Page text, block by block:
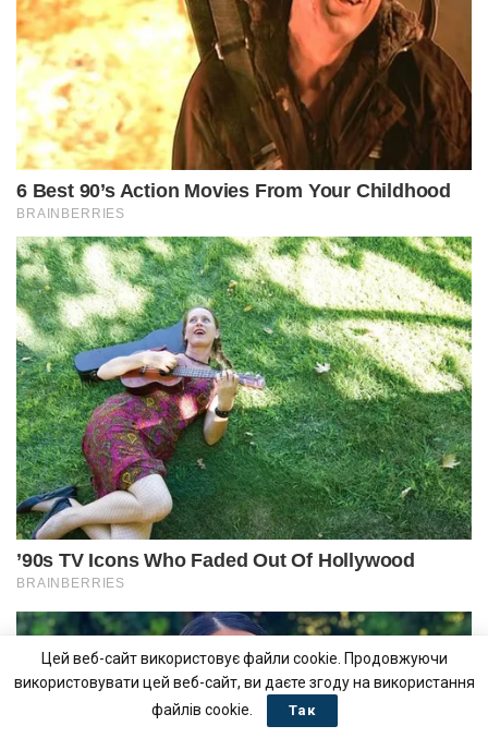
Цей веб-сайт використовує файли cookie. Продовжуючи
використовувати цей веб-сайт, ви даєте згоду на використання
файлів cookie.
Так